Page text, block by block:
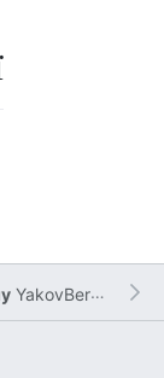
YakovBerringer